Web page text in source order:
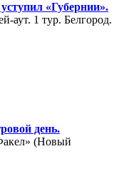
«Губернии».
аут. 1 тур. Белгород.
день.
(Новый